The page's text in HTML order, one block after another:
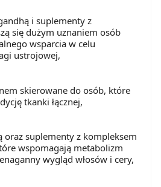
i suplementy z
się dużym uznaniem osób
wsparcia w celu
ustrojowej,
skierowane do osób, które
tkanki łącznej,
oraz suplementy z kompleksem
wspomagają metabolizm
wygląd włosów i cery,